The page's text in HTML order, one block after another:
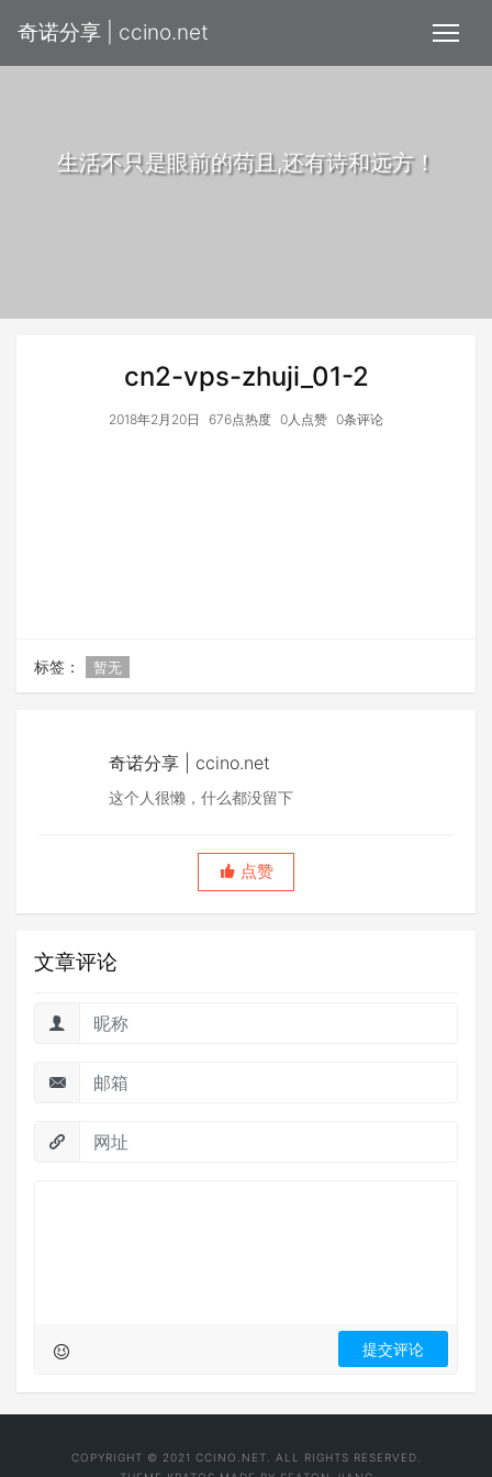
奇诺分享 | ccino.net
生活不只是眼前的苟且,还有诗和远方！
cn2-vps-zhuji_01-2
2018年2月20日 676点热度 0人点赞 0条评论
标签： 暂无
奇诺分享 | ccino.net
这个人很懒，什么都没留下
点赞
文章评论
COPYRIGHT © 2021 CCINO.NET. ALL RIGHTS RESERVED.